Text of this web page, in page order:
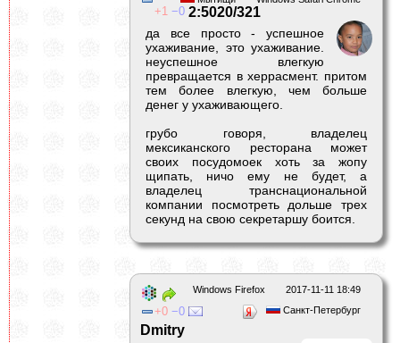
1 0 2:5020/321
да все просто - успешное
ухаживание, это ухаживание.
неуспешное влегкую
превращается в херрасмент. притом
тем более влегкую, чем больше
денег у ухаживающего.
грубо говоря, владелец
мексиканского ресторана может
своих посудомоек хоть за жопу
щипать, ничо ему не будет, а
владелец транснациональной
компании посмотреть дольше трех
секунд на свою секретаршу боится.
2017-11-11 18:49
Windows Firefox
Санкт-Петербург
0 0
Dmitry